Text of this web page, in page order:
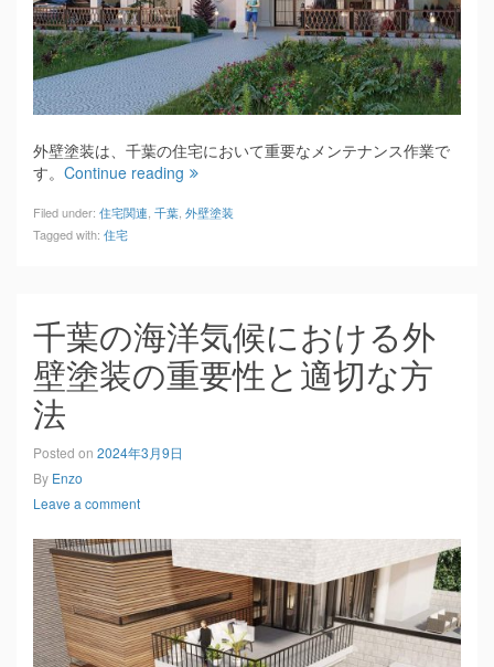
外壁塗装は、千葉の住宅において重要なメンテナンス作業で
す。 Continue reading
Filed under: 住宅関連, 千葉, 外壁塗装
Tagged with: 住宅
千葉の海洋気候における外
壁塗装の重要性と適切な方
法
Posted on 2024年3月9日
By Enzo
Leave a comment